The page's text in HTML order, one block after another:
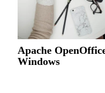
Apache
Windows